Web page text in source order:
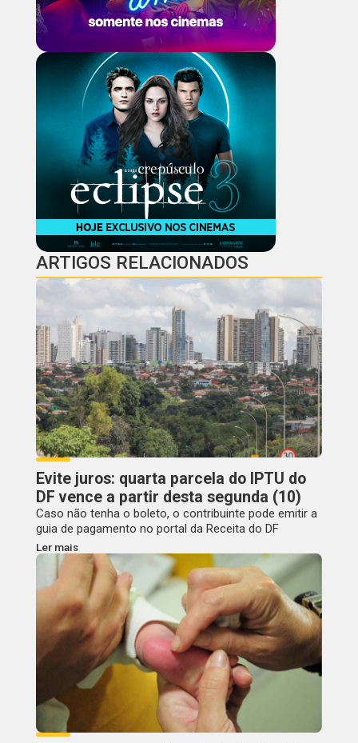
ARTIGOS RELACIONADOS
Evite juros: quarta parcela do IPTU do
DF vence a partir desta segunda (10)
Caso não tenha o boleto, o contribuinte pode emitir a
guia de pagamento no portal da Receita do DF
Ler mais